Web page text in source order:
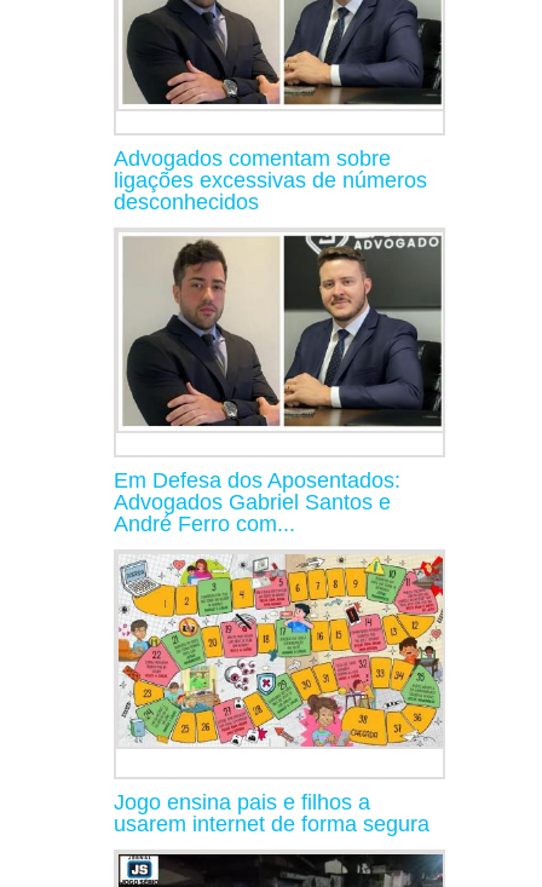
Advogados comentam sobre
ligações excessivas de números
desconhecidos
Em Defesa dos Aposentados:
Advogados Gabriel Santos e
André Ferro com...
Jogo ensina pais e filhos a
usarem internet de forma segura